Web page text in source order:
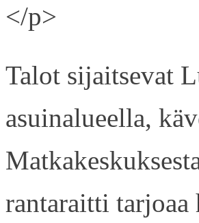
</p>
Talot sijaitsevat
asuinalueella,
rantaraitti